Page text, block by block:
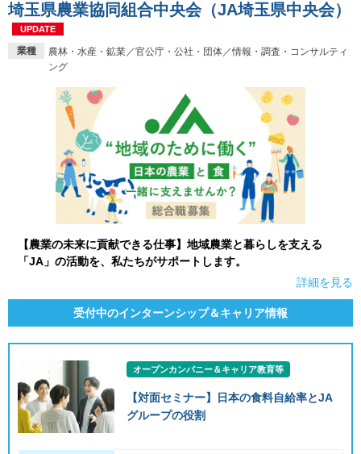
業種
農林・水産・鉱業／官公庁・公社・団体／情報・調査・コンサルティ
ング
埼玉県農業協同組合中央会（JA埼玉県中央会）
UPDATE
【農業の未来に貢献できる仕事】地域農業と暮らしを支える
「JA」の活動を、私たちがサポートします。
詳細を見る
受付中のインターンシップ＆キャリア情報
オープンカンパニー＆キャリア教育等
【対面セミナー】日本の食料自給率とJA
グループの役割